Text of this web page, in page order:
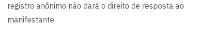
registro anônimo não dará o direito de resposta ao
manifestante.